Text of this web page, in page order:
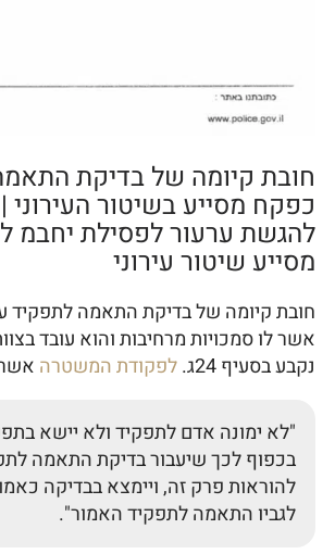
חובת קיומה של בדיקת
כפקח מסייע בשיטור העירוני
להגשת ערעור לפסילת יחבמ
מסייע שיטור עירוני
חובת קיומה של בדיקת התאמה לתפקיד
אשר לו סמכויות מרחיבות והוא עובד
נקבע בסעיף 24ג.
לפקודת המשטרה
"לא ימונה אדם לתפקיד ולא יישא
בכפוף לכך שיעבור בדיקת התאמה
להוראות פרק זה, ויימצא בבדיקה
לגביו התאמה לתפקיד האמור".